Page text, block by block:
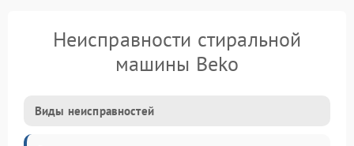
Неисправности стиральной
машины Beko
Виды неисправностей